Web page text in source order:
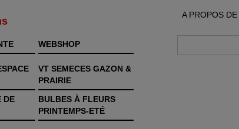
A PROPOS
WEBSHOP
VT SEMECES GAZON &
PRAIRIE
DE
BULBES À FLEURS
PRINTEMPS-ETÉ